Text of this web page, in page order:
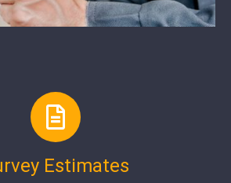
Estimates